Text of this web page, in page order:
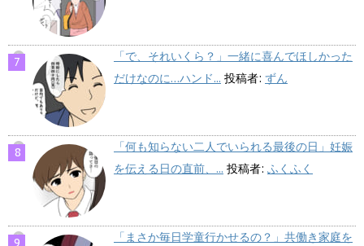
「で、それいくら？」一緒に喜んでほしかった
だけなのに…ハンド... 投稿者: ずん
「何も知らない二人でいられる最後の日」妊娠
を伝える日の直前、... 投稿者: ふくふく
「まさか毎日学童行かせるの？」共働き家庭を